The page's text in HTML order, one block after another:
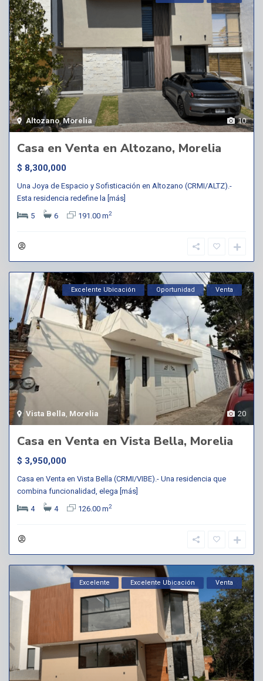
10
Altozano,Morelia
Casa en Venta en Altozano, Morelia
$ 8,300,000
Una Joya de Espacio y Sofisticación en Altozano (CRMI/ALTZ).-
Esta residencia redefine la [más]
5
6 191.00 m2
20
Vista Bella Morelia
Excelente Ubicación Oportunidad Venta
Casa en Venta en Vista Bella, Morelia
$ 3,950,000
Casa en Venta en Vista Bella (CRMI/VIBE).- Una residencia que
combina funcionalidad, elega [más]
4
4 126.00 m2
Excelente Excelente Ubicación Venta